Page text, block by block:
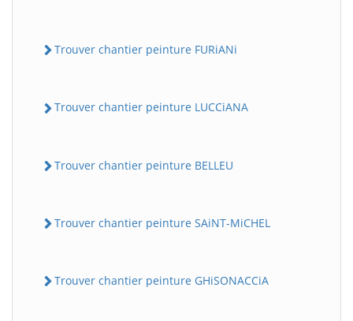
Trouver chantier peinture FURiANi
Trouver chantier peinture LUCCiANA
Trouver chantier peinture BELLEU
Trouver chantier peinture SAiNT-MiCHEL
Trouver chantier peinture GHiSONACCiA